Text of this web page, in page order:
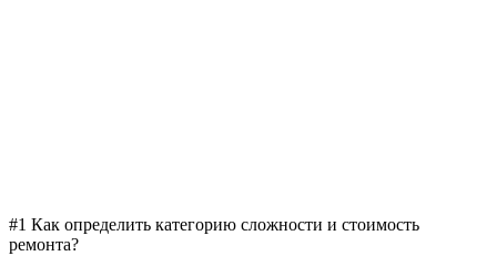
#1 Как определить категорию сложности и стоимость
ремонта?